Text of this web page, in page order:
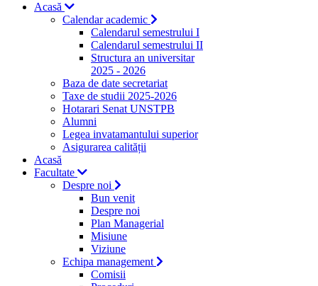
Acasă
Calendar academic
Calendarul semestrului I
Calendarul semestrului II
Structura an universitar
2025 - 2026
Baza de date secretariat
Taxe de studii 2025-2026
Hotarari Senat UNSTPB
Alumni
Legea invatamantului superior
Asigurarea calității
Acasă
Facultate
Despre noi
Bun venit
Despre noi
Plan Managerial
Misiune
Viziune
Echipa management
Comisii